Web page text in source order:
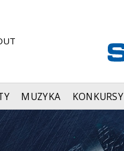
MUZYKA KONKURSY